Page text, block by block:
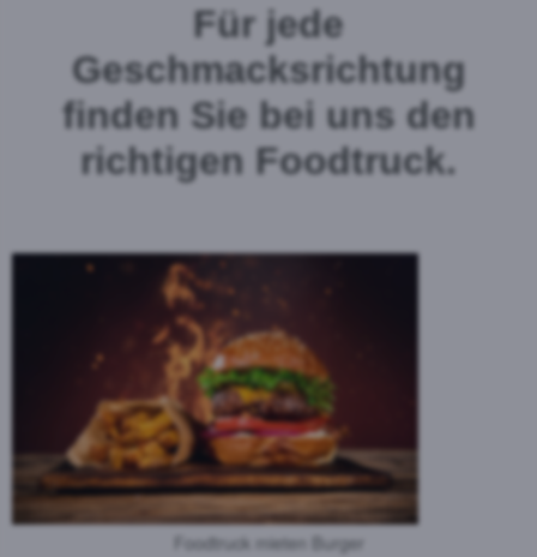
Für jede
Geschmacksrichtung
finden Sie bei uns den
richtigen Foodtruck.
Foodtruck mieten Burger